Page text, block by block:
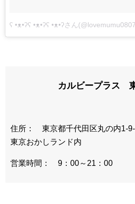
カルビープラス
住所： 東京都千代田区丸の内1-
東京おかしランド内
営業時間： 9：00～21：00